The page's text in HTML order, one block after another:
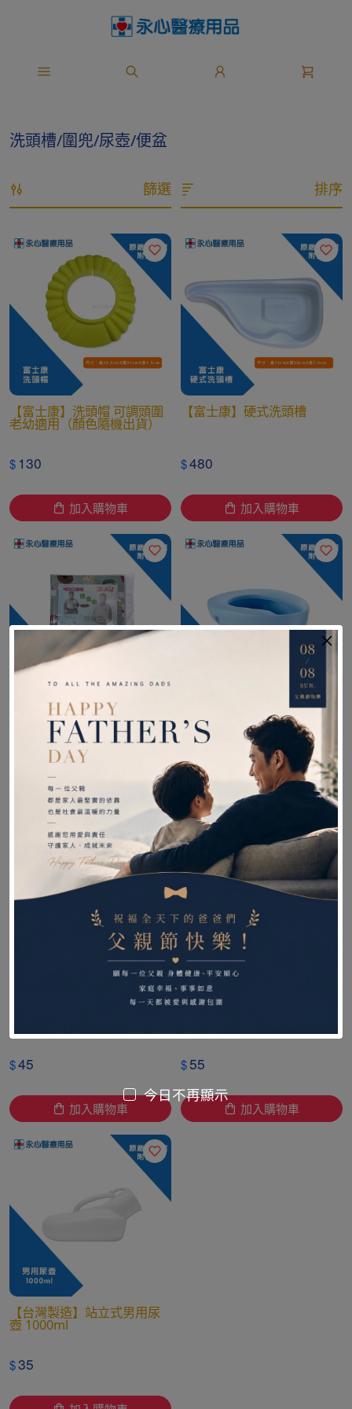
洗頭槽/圍兜/尿壺/便盆
篩選 排序
【富士康】洗頭帽 可調頭圍
老幼適用（顏色隨機出貨）
$ 130
加入購物車
【富士康】硬式洗頭槽
$480
加入購物車
【富士康】成人防水餵食巾
防水圍兜 銀髮族用餐
加入購物車
【晉宇】塑膠便盆 簡易便盆
床上便盆
$100
$45
加入購物車
$55
加入購物車
【台灣製造】站立式男用尿
壺 1000ml
$35
今日不再顯示